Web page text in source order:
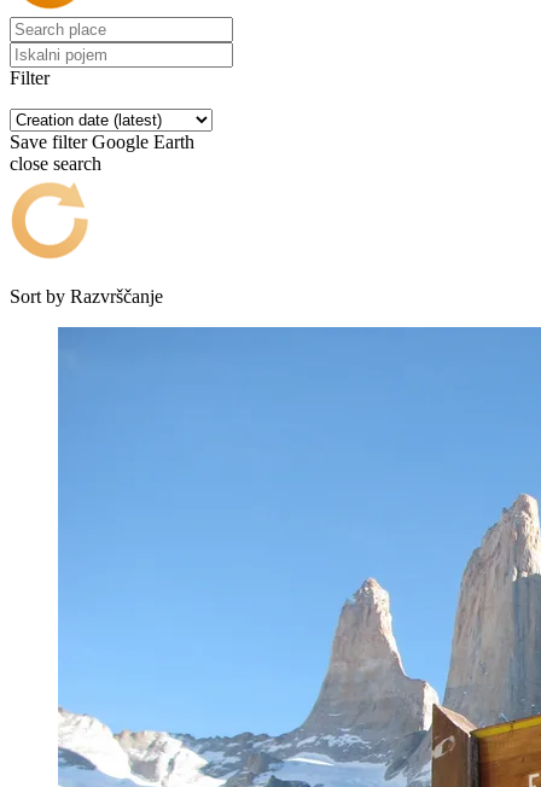
Filter
Save filter Google Earth
close search
Sort by Razvrščanje